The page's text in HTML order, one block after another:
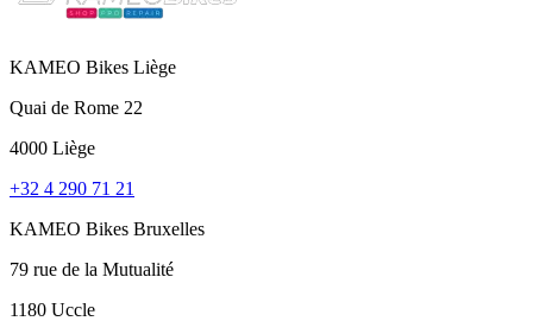
KAMEO Bikes Liège
Quai de Rome 22
4000 Liège
+32 4 290 71 21
KAMEO Bikes Bruxelles
79 rue de la Mutualité
1180 Uccle